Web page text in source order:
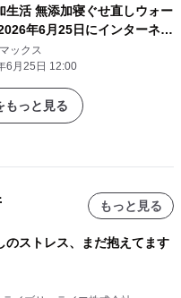
生活 無添加寝ぐせ直しウォー
年6月25日にインターネッ
してリニューアル発売
ックス
6月25日 12:00
もっと見る
もっと見る
のストレス、まだ抱えてます